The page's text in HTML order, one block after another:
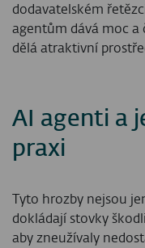
dodavatelském
agentům dává moc a
dělá atraktivní
AI agenti a
praxi
Tyto hrozby nejsou
dokládají stovky
aby zneužívaly